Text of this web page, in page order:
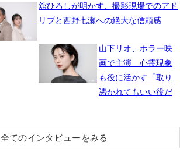
舘ひろしが明かす、撮影現場でのアド
リブと西野七瀬への絶大な信頼感
山下リオ、ホラー映
画で主演 心霊現象
も役に活かす「取り
憑かれてもいい役だ
全てのインタビューをみる